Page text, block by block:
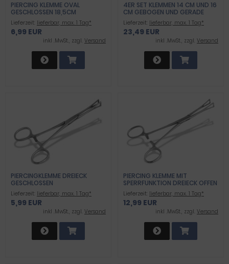
PIERCING KLEMME OVAL
GESCHLOSSEN 18,5CM
Lieferzeit: lieferbar, max. 1 Tag*
6,99 EUR
inkl .MwSt., zzgl. Versand
4ER SET KLEMMEN 14 CM UND 16
CM GEBOGEN UND GERADE
INNENVERZAHNT
Lieferzeit: lieferbar, max. 1 Tag*
23,49 EUR
inkl .MwSt., zzgl. Versand
PIERCINGKLEMME DREIECK
GESCHLOSSEN
Lieferzeit: lieferbar, max. 1 Tag*
5,99 EUR
inkl .MwSt., zzgl. Versand
PIERCING KLEMME MIT
SPERRFUNKTION DREIECK OFFEN
Lieferzeit: lieferbar, max. 1 Tag*
12,99 EUR
inkl .MwSt., zzgl. Versand